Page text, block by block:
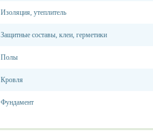
Изоляция, утеплитель
Защитные составы, клеи, герметики
Полы
Кровля
Фундамент